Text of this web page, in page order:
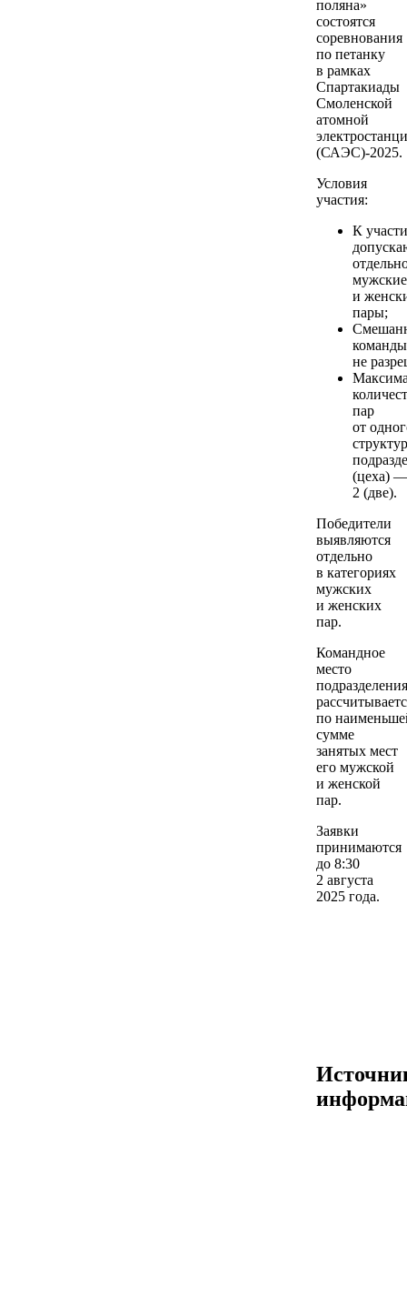
поляна»
состоятся
соревнования
по петанку
в рамках
Спартакиады
Смоленской
атомной
(САЭС)-2025.
Условия
участия:
К
мужские
и
пары;
команды
не
пар
от
(цеха) —
2 (две).
Победители
выявляются
отдельно
в категориях
мужских
и женских
пар.
Командное
место
подразделения
по
сумме
занятых мест
его мужской
и женской
пар.
Заявки
принимаются
до 8:30
2 августа
2025 года.